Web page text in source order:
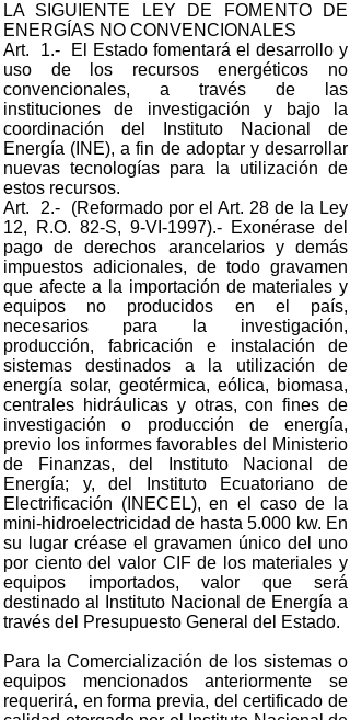
LA SIGUIENTE LEY DE FOMENTO DE
ENERGÍAS NO CONVENCIONALES
Art. 1.- El Estado fomentará el desarrollo y
uso de los recursos energéticos no
convencionales, a través de las
instituciones de investigación y bajo la
coordinación del Instituto Nacional de
Energía (INE), a fin de adoptar y desarrollar
nuevas tecnologías para la utilización de
estos recursos.
Art. 2.- (Reformado por el Art. 28 de la Ley
12, R.O. 82-S, 9-VI-1997).- Exonérase del
pago de derechos arancelarios y demás
impuestos adicionales, de todo gravamen
que afecte a la importación de materiales y
equipos no producidos en el país,
necesarios para la investigación,
producción, fabricación e instalación de
sistemas destinados a la utilización de
energía solar, geotérmica, eólica, biomasa,
centrales hidráulicas y otras, con fines de
investigación o producción de energía,
previo los informes favorables del Ministerio
de Finanzas, del Instituto Nacional de
Energía; y, del Instituto Ecuatoriano de
Electrificación (INECEL), en el caso de la
mini-hidroelectricidad de hasta 5.000 kw. En
su lugar créase el gravamen único del uno
por ciento del valor CIF de los materiales y
equipos importados, valor que será
destinado al Instituto Nacional de Energía a
través del Presupuesto General del Estado.
Para la Comercialización de los sistemas o
equipos mencionados anteriormente se
requerirá, en forma previa, del certificado de